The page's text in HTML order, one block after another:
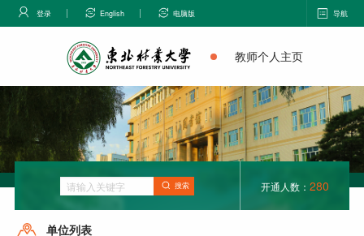
登录 English 电脑版 导航
教师个人主页
搜索 开通人数： 280
单位列表